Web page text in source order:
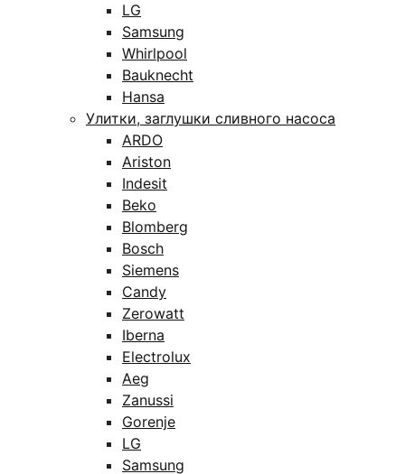
LG
Samsung
Whirlpool
Bauknecht
Hansa
Улитки, заглушки сливного насоса
ARDO
Ariston
Indesit
Beko
Blomberg
Bosch
Siemens
Candy
Zerowatt
Iberna
Electrolux
Aeg
Zanussi
Gorenje
LG
Samsung